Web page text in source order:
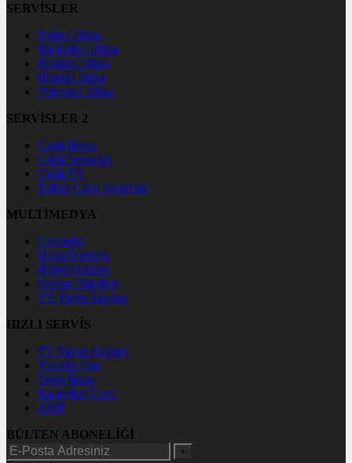
SERVİSLER
Futbol İddaa
Basketbol İddaa
Hentbol İddaa
Bilardo İddaa
Voleybol İddaa
SERVİSLER 2
Canlı Borsa
Canlı Sonuçlar
Canlı TV
Futbol Canlı Sonuçlar
MULTİMEDYA
Gazeteler
Hava Durumu
Haber Gönder
Namaz Vakitleri
TV Yayın Akışları
HIZLI SERVİS
TV Yayın Akışları
Yazarlar Site
Tenis İddaa
Basketbol Canlı
AMP
BÜLTEN ABONELİĞİ
+